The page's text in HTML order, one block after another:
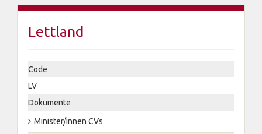
Lettland
Code
LV
Dokumente
Minister/innen CVs